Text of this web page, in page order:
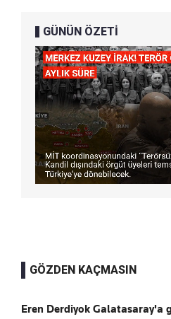
GÜNÜN ÖZETİ
GÖZDEN KAÇMASIN
Eren Derdiyok Galatasaray'a